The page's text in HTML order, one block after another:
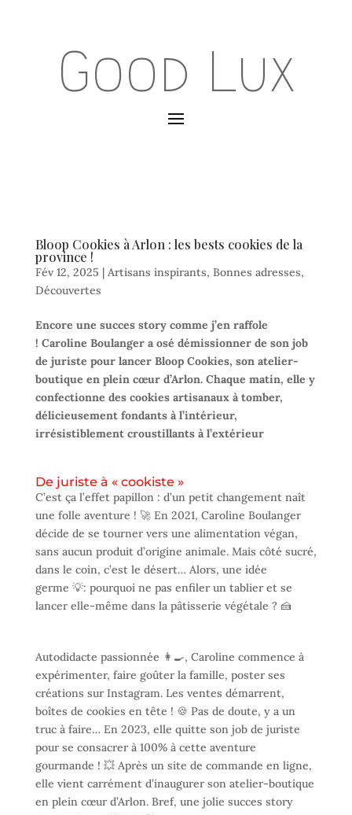
Good Lux
Bloop Cookies à Arlon : les bests cookies de la
province !
Fév 12, 2025 | Artisans inspirants, Bonnes adresses,
Découvertes
Encore une succes story comme j’en raffole
! Caroline Boulanger a osé démissionner de son job
de juriste pour lancer Bloop Cookies, son atelier-
boutique en plein cœur d’Arlon. Chaque matin, elle y
confectionne des cookies artisanaux à tomber,
délicieusement fondants à l’intérieur,
irrésistiblement croustillants à l’extérieur
De juriste à « cookiste »
C’est ça l’effet papillon : d’un petit changement naît
une folle aventure ! 🚀 En 2021, Caroline Boulanger
décide de se tourner vers une alimentation végan,
sans aucun produit d’origine animale. Mais côté sucré,
dans le coin, c’est le désert… Alors, une idée
germe 💡: pourquoi ne pas enfiler un tablier et se
lancer elle-même dans la pâtisserie végétale ? 🍰
Autodidacte passionnée 👩‍🍳, Caroline commence à
expérimenter, faire goûter la famille, poster ses
créations sur Instagram. Les ventes démarrent,
boîtes de cookies en tête ! 🍪 Pas de doute, y a un
truc à faire… En 2023, elle quitte son job de juriste
pour se consacrer à 100% à cette aventure
gourmande ! 💥 Après un site de commande en ligne,
elle vient carrément d’inaugurer son atelier-boutique
en plein cœur d’Arlon. Bref, une jolie succes story